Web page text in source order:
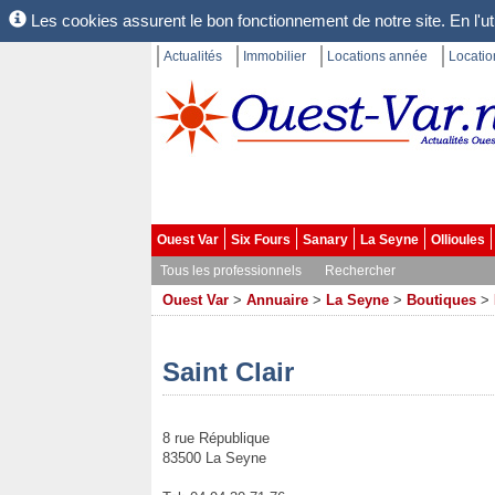
Les cookies assurent le bon fonctionnement de notre site. En
Actualités Immobilier Locations année
Ouest Var Six Fours Sanary La Seyne Ollioules
Tous les professionnels
Rechercher
Ouest Var > Annuaire > La Seyne > Boutiques >
Saint Clair
8 rue République
83500 La Seyne